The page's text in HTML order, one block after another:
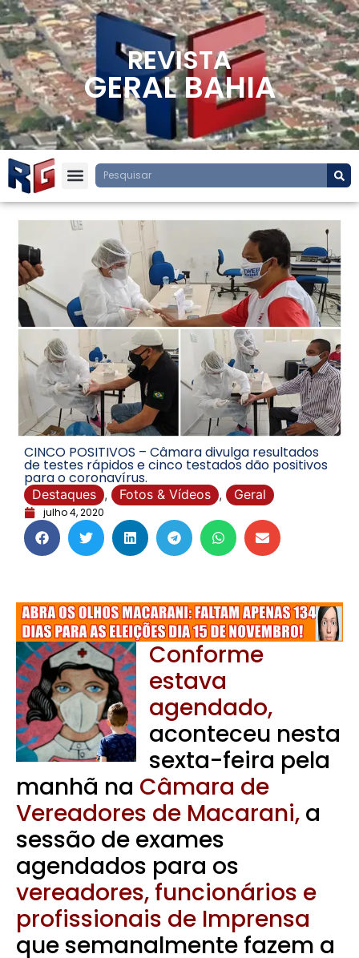
REVISTA
GERAL BAHIA
CINCO POSITIVOS – Câmara divulga resultados
de testes rápidos e cinco testados dão positivos
para o coronavírus.
Destaques , Fotos & Vídeos , Geral
julho 4, 2020
Conforme
estava
agendado,
aconteceu nesta
sexta-feira pela
manhã na Câmara de
Vereadores de Macarani, a
sessão de exames
agendados para os
vereadores, funcionários e
profissionais de Imprensa
que semanalmente fazem a